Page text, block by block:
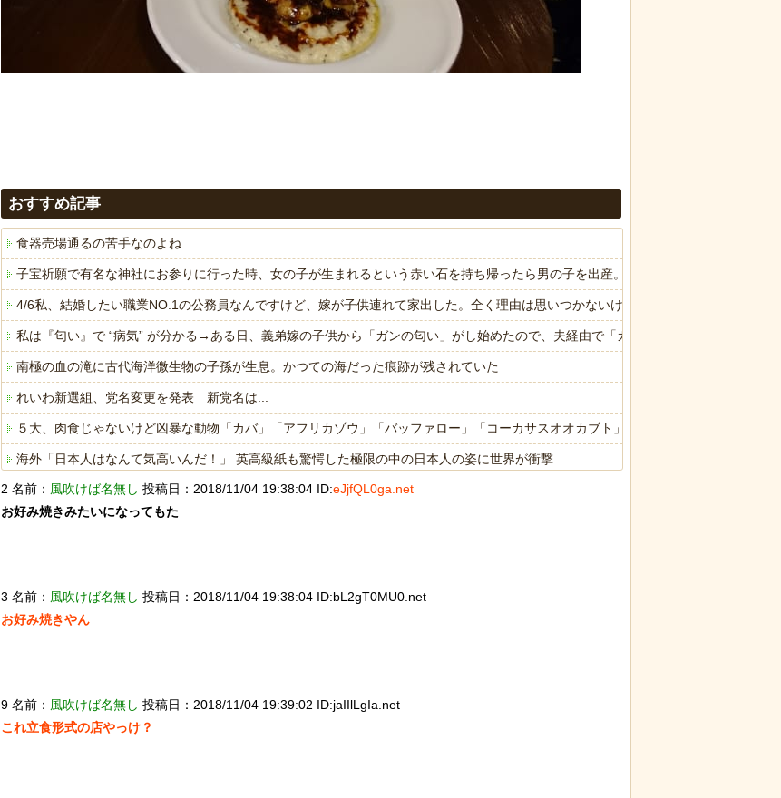
おすすめ記事
食器売場通るの苦手なのよね
子宝祈願で有名な神社にお参りに行った時、女の子が生まれるという赤い石を持ち帰ったら男の子を出産。しばらくしてお礼も兼ね
4/6私、結婚したい職業NO.1の公務員なんですけど、嫁が子供連れて家出した。全く理由は思いつかないけど強いてあげるとすれば
私は『匂い』で “病気” が分かる→ある日、義弟嫁の子供から「ガンの匂い」がし始めたので、夫経由で「ガンではないか」と伝えた
南極の血の滝に古代海洋微生物の子孫が生息。かつての海だった痕跡が残されていた
れいわ新選組、党名変更を発表 新党名は...
５大、肉食じゃないけど凶暴な動物「カバ」「アフリカゾウ」「バッファロー」「コーカサスオオカブト」
海外「日本人はなんて気高いんだ！」 英高級紙も驚愕した極限の中の日本人の姿に世界が衝撃
海外「日本人はなんて気高いんだ！」 英高級紙も驚愕した極限の中の日本人の姿に世界が衝撃
ヒーローのサバイバルアクション Siege Survivors
Powered by livedoor 相互RSS
2 名前： 風吹けば名無し 投稿日：2018/11/04 19:38:04 ID:eJjfQL0ga.net
お好み焼きみたいになってもた
3 名前： 風吹けば名無し 投稿日：2018/11/04 19:38:04 ID:bL2gT0MU0.net
お好み焼きやん
9 名前： 風吹けば名無し 投稿日：2018/11/04 19:39:02 ID:jaIIlLgIa.net
これ立食形式の店やっけ？